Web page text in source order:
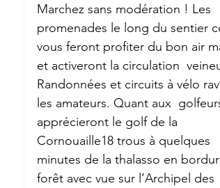
Marchez sans modération ! Les
promenades le long du sentier
vous feront profiter du bon air
et activeront la circulation
Randonnées et circuits à vélo
les amateurs. Quant aux
apprécieront le golf de la
Cornouaille18 trous à quelques
minutes de la thalasso en
forêt avec vue sur l’Archipel des